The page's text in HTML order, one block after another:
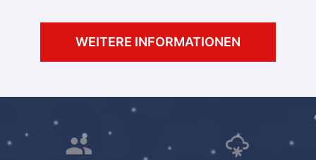
WEITERE INFORMATIONEN